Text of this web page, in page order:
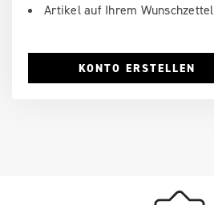
Artikel auf Ihrem
KONTO ERSTELLEN